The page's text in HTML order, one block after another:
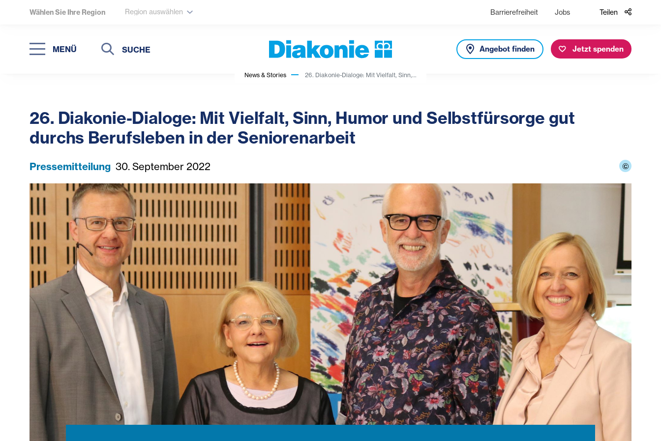
Wählen Sie Ihre Region Region auswählen Barrierefreiheit Jobs Teilen
MENÜ
Suche
Suche
Angebot finden Jetzt spenden
News & Stories 26. Diakonie-Dialoge: Mit Vielfalt, Sinn,...
26. Diakonie-Dialoge: Mit Vielfalt, Sinn, Humor und Selbstfürsorge gut
durchs Berufsleben in der Seniorenarbeit
Pressemitteilung 30. September 2022 ©